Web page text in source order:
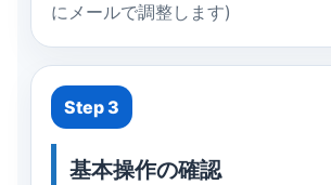
にメールで調整します)
Step 3
基本操作の確認